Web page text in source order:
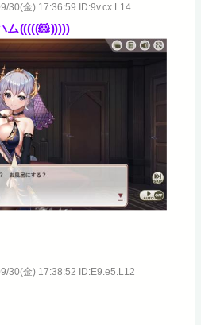
30(金) 17:36:59 ID:9v.cx.L14
ム(((((🐹)))))
30(金) 17:38:52 ID:E9.e5.L12